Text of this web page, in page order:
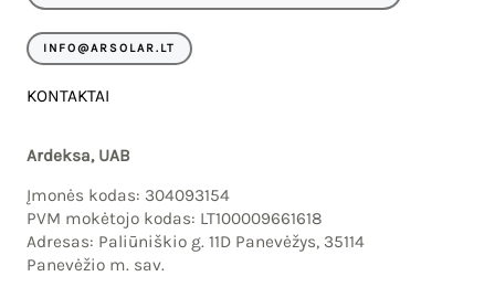
m
INFO@ARSOLAR.LT
KONTAKTAI
Ardeksa, UAB
Įmonės kodas: 304093154
PVM mokėtojo kodas: LT100009661618
Adresas: Paliūniškio g. 11D Panevėžys, 35114
Panevėžio m. sav.